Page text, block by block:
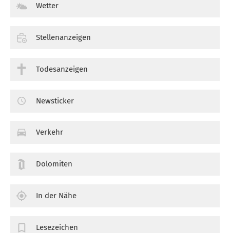
Wetter
Stellenanzeigen
Todesanzeigen
Newsticker
Verkehr
Dolomiten
In der Nähe
Lesezeichen